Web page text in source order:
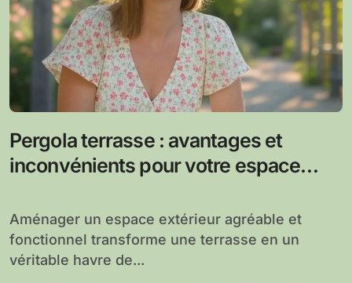
Pergola terrasse : avantages et
inconvénients pour votre espace
Aménager un espace extérieur agréable et
fonctionnel transforme une terrasse en un
véritable havre de...